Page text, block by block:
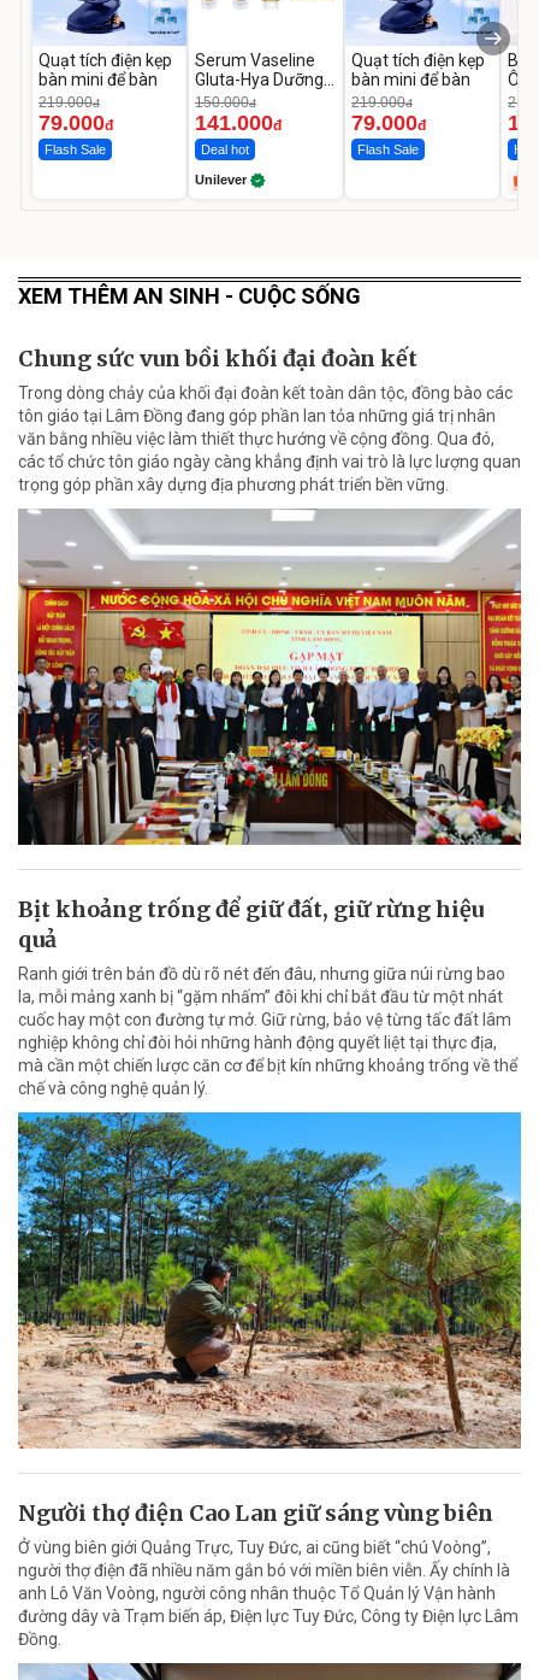
Quạt tích điện kẹp
bàn mini để bàn
219.000đ
79.000đ
Flash Sale
Serum Vaseline
Gluta-Hya Dưỡng
Da Sáng Mịn Sau 7
Ngày
150.000đ
141.000đ
Deal hot
Unilever
Quạt tích điện kẹp
bàn mini để bàn
219.000đ
79.000đ
Flash Sale
Ô
Hot
XEM THÊM AN SINH - CUỘC SỐNG
Chung sức vun bồi khối đại đoàn kết
Trong dòng chảy của khối đại đoàn kết toàn dân tộc, đồng bào các
tôn giáo tại Lâm Đồng đang góp phần lan tỏa những giá trị nhân
văn bằng nhiều việc làm thiết thực hướng về cộng đồng. Qua đó,
các tổ chức tôn giáo ngày càng khẳng định vai trò là lực lượng quan
trọng góp phần xây dựng địa phương phát triển bền vững.
Bịt khoảng trống để giữ đất, giữ rừng hiệu
quả
Ranh giới trên bản đồ dù rõ nét đến đâu, nhưng giữa núi rừng bao
la, mỗi mảng xanh bị “gặm nhấm” đôi khi chỉ bắt đầu từ một nhát
cuốc hay một con đường tự mở. Giữ rừng, bảo vệ từng tấc đất lâm
nghiệp không chỉ đòi hỏi những hành động quyết liệt tại thực địa,
mà cần một chiến lược căn cơ để bịt kín những khoảng trống về thể
chế và công nghệ quản lý.
Người thợ điện Cao Lan giữ sáng vùng biên
Ở vùng biên giới Quảng Trực, Tuy Đức, ai cũng biết “chú Voòng”,
người thợ điện đã nhiều năm gắn bó với miền biên viễn. Ấy chính là
anh Lô Văn Voòng, người công nhân thuộc Tổ Quản lý Vận hành
đường dây và Trạm biến áp, Điện lực Tuy Đức, Công ty Điện lực Lâm
Đồng.